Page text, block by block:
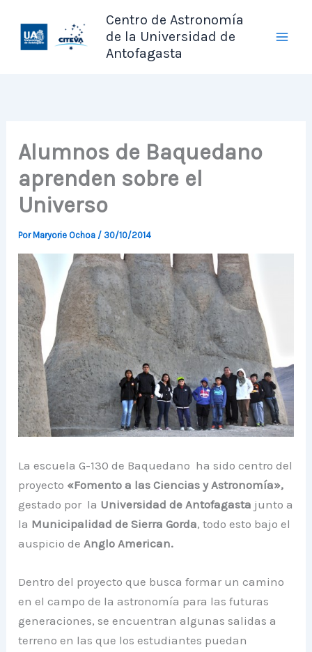
contenido
Centro de Astronomía
de la Universidad de
Antofagasta
Alumnos de Baquedano
aprenden sobre el
Universo
PorMaryorie Ochoa / 30/10/2014
La escuela G-130 de Baquedano ha sido centro del
proyecto «Fomento a las Ciencias y Astronomía»,
gestado por la Universidad de Antofagasta junto a
la Municipalidad de Sierra Gorda, todo esto bajo el
auspicio de Anglo American.
Dentro del proyecto que busca formar un camino
en el campo de la astronomía para las futuras
generaciones, se encuentran algunas salidas a
terreno en las que los estudiantes puedan